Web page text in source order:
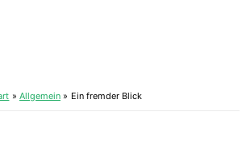
Allgemein Ein fremder Blick